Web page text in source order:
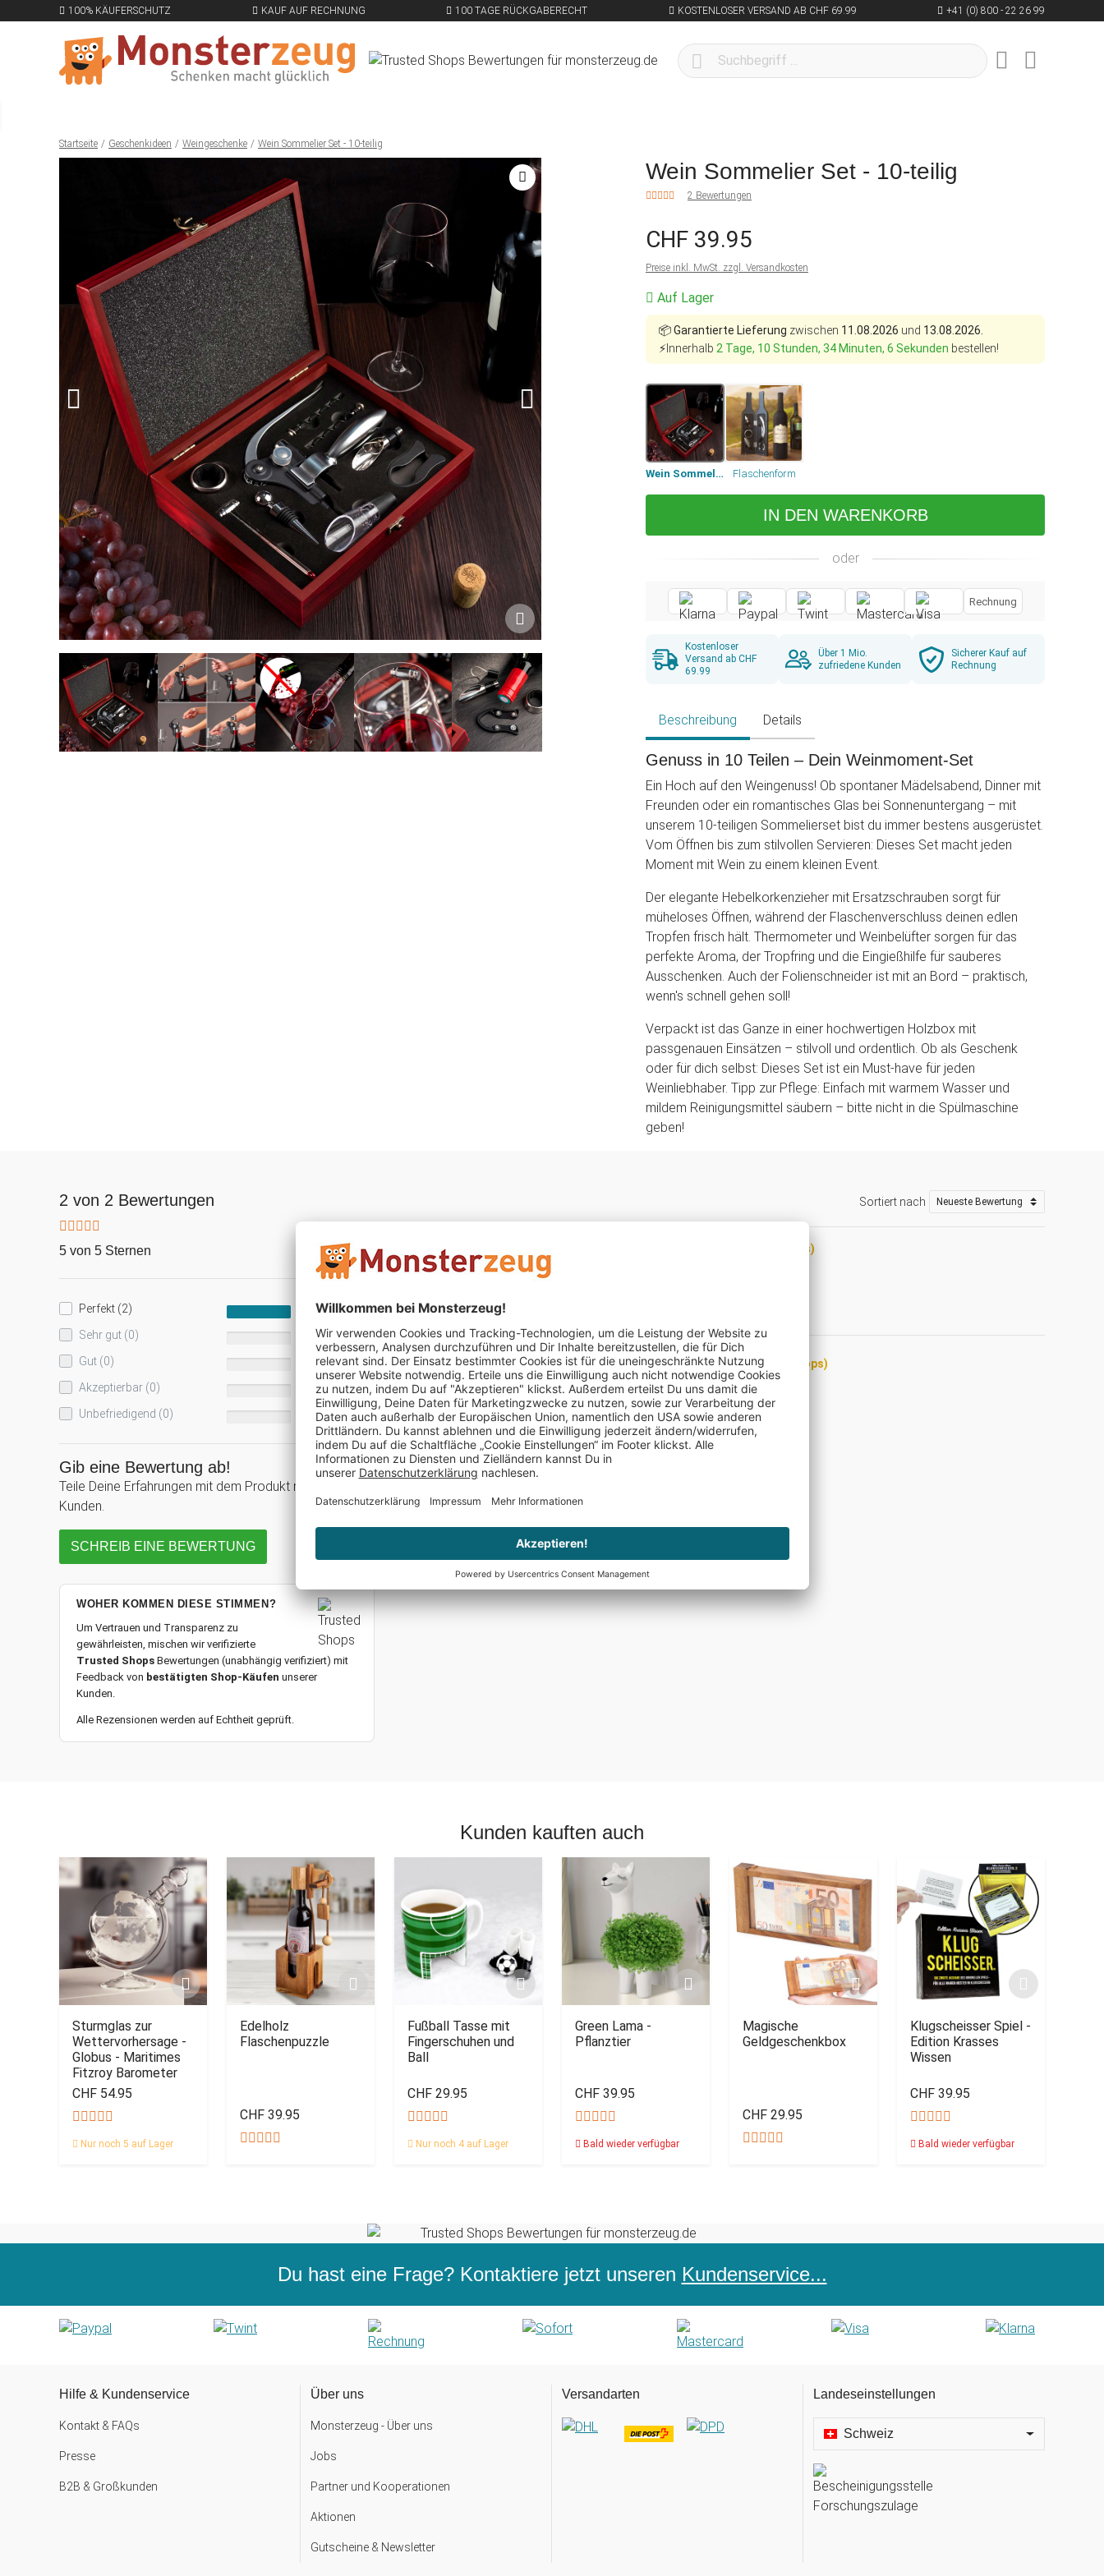
100% KÄUFERSCHUTZ KAUF AUF RECHNUNG 100 TAGE RÜCKGABERECHT KOSTENLOSER VERSAND AB CHF 69.99 +41 (0) 800 - 22 26 99
Startseite Geschenkideen Weingeschenke Wein Sommelier Set - 10-teilig
Wein Sommelier Set - 10-teilig
2 Bewertungen
CHF 39.95
Preise inkl. MwSt. zzgl. Versandkosten
Auf Lager
📦Garantierte Lieferung zwischen 11.08.2026 und 13.08.2026.
⚡Innerhalb 2 Tage, 10 Stunden, 34 Minuten, 5 Sekunden bestellen!
Wein Sommelier Set - 10-teilig Flaschenform
IN DEN WARENKORB
oder
Rechnung
Kostenloser
Versand ab CHF
69.99
Über 1 Mio.
zufriedene Kunden
Sicherer Kauf auf
Rechnung
Beschreibung Details
Genuss in 10 Teilen – Dein Weinmoment-Set
Ein Hoch auf den Weingenuss! Ob spontaner Mädelsabend, Dinner mit
Freunden oder ein romantisches Glas bei Sonnenuntergang – mit
unserem 10-teiligen Sommelierset bist du immer bestens ausgerüstet.
Vom Öffnen bis zum stilvollen Servieren: Dieses Set macht jeden
Moment mit Wein zu einem kleinen Event.
Der elegante Hebelkorkenzieher mit Ersatzschrauben sorgt für
müheloses Öffnen, während der Flaschenverschluss deinen edlen
Tropfen frisch hält. Thermometer und Weinbelüfter sorgen für das
perfekte Aroma, der Tropfring und die Eingießhilfe für sauberes
Ausschenken. Auch der Folienschneider ist mit an Bord – praktisch,
wenn's schnell gehen soll!
Verpackt ist das Ganze in einer hochwertigen Holzbox mit
passgenauen Einsätzen – stilvoll und ordentlich. Ob als Geschenk
oder für dich selbst: Dieses Set ist ein Must-have für jeden
Weinliebhaber. Tipp zur Pflege: Einfach mit warmem Wasser und
mildem Reinigungsmittel säubern – bitte nicht in die Spülmaschine
geben!
2 von 2 Bewertungen
5 von 5 Sternen
Perfekt (2)
100%
Sehr gut (0)
0%
Gut (0)
0%
Akzeptierbar (0)
0%
Unbefriedigend (0)
0%
Gib eine Bewertung ab!
Teile Deine Erfahrungen mit dem Produkt mit anderen
Kunden.
SCHREIB EINE BEWERTUNG
WOHER KOMMEN DIESE STIMMEN?
Um Vertrauen und Transparenz zu
gewährleisten, mischen wir verifizierte
Trusted Shops Bewertungen (unabhängig verifiziert) mit
Feedback von bestätigten Shop-Käufen unserer
Kunden.
Alle Rezensionen werden auf Echtheit geprüft.
Sortiert nach
Kevin Willnow Verifizierter Kauf (Trusted Shops)
Hochwertige Verarbeitung, besondere Gestaltung.
Claudia Schmidtschrieb am 29.12.2025 Verifizierter Kauf (Trusted Shops)
War ein Geschenk für die Tochter.
Kunden kauften auch
Sturmglas zur
Wettervorhersage -
Globus - Maritimes
Fitzroy Barometer
CHF 54.95
Nur noch 5 auf Lager
Edelholz
Flaschenpuzzle
CHF 39.95
Fußball Tasse mit
Fingerschuhen und
Ball
CHF 29.95
Nur noch 4 auf Lager
Green Lama -
Pflanztier
CHF 39.95
Bald wieder verfügbar
Magische
Geldgeschenkbox
CHF 29.95
Klugscheisser Spiel -
Edition Krasses
Wissen
CHF 39.95
Bald wieder verfügbar
Du hast eine Frage? Kontaktiere jetzt unseren Kundenservice...
Hilfe & Kundenservice
Kontakt & FAQs
Presse
B2B & Großkunden
Über uns
Monsterzeug - Über uns
Jobs
Partner und Kooperationen
Aktionen
Gutscheine & Newsletter
Versandarten Landeseinstellungen
Schweiz